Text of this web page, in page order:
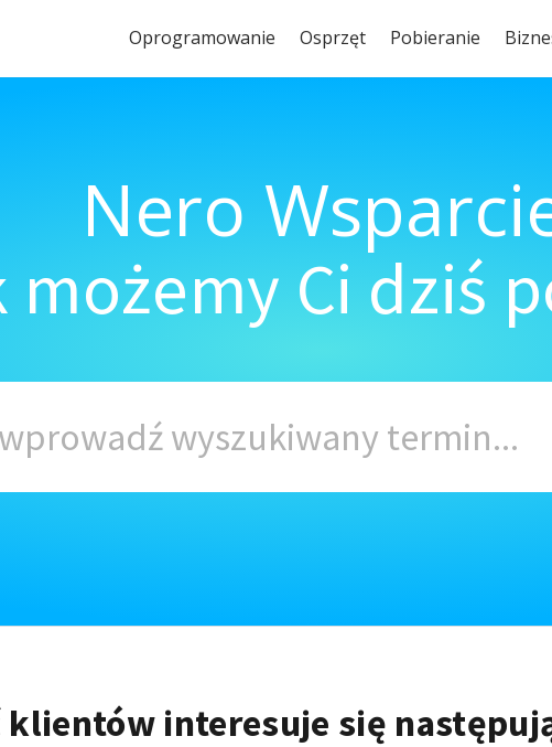
Oprogramowanie Osprzęt Pobieranie
Nero
możemy Ci dziś
klientów interesuje się